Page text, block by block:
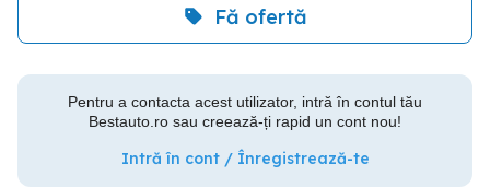
Fă ofertă
Pentru a contacta acest utilizator, intră în contul tău
Bestauto.ro sau creează-ți rapid un cont nou!
Intră în cont / Înregistrează-te